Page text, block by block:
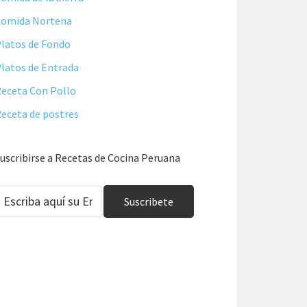
Nortena
de Fondo
de Entrada
Con Pollo
de postres
a Recetas de Cocina Peruana